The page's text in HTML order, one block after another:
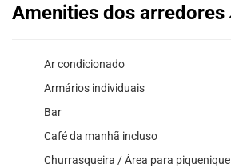
Amenities dos arredores
Ar condicionado
Armários individuais
Bar
Café da manhã incluso
Churrasqueira / Área para piquenique